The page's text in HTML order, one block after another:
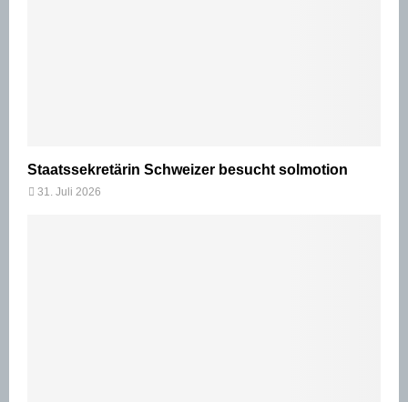
Staatssekretärin Schweizer besucht solmotion
31. Juli 2026